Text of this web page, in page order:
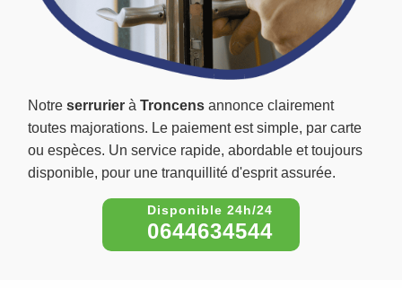
Notre serrurier à Troncens annonce clairement
toutes majorations. Le paiement est simple, par carte
ou espèces. Un service rapide, abordable et toujours
disponible, pour une tranquillité d'esprit assurée.
0644634544